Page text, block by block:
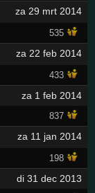
za 29 mrt 2014
535
za 22 feb 2014
433
za 1 feb 2014
837
za 11 jan 2014
198
di 31 dec 2013